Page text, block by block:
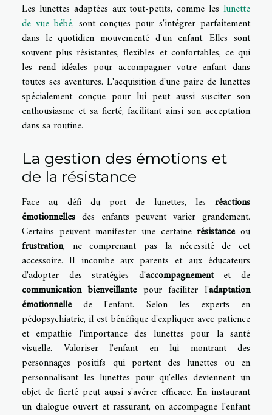
Les lunettes adaptées aux tout-petits, comme les lunette
de vue bébé, sont conçues pour s'intégrer parfaitement
dans le quotidien mouvementé d'un enfant. Elles sont
souvent plus résistantes, flexibles et confortables, ce qui
les rend idéales pour accompagner votre enfant dans
toutes ses aventures. L'acquisition d'une paire de lunettes
spécialement conçue pour lui peut aussi susciter son
enthousiasme et sa fierté, facilitant ainsi son acceptation
dans sa routine.
La gestion des émotions et
de la résistance
Face au défi du port de lunettes, les réactions
émotionnelles des enfants peuvent varier grandement.
Certains peuvent manifester une certainerésistanceou
frustration, ne comprenant pas la nécessité de cet
accessoire. Il incombe aux parents et aux éducateurs
d'adopter des stratégies d'accompagnementet de
communication bienveillantepour faciliter l'adaptation
émotionnellede l'enfant. Selon les experts en
pédopsychiatrie, il est bénéfique d'expliquer avec patience
et empathie l'importance des lunettes pour la santé
visuelle. Valoriser l'enfant en lui montrant des
personnages positifs qui portent des lunettes ou en
personnalisant les lunettes pour qu'elles deviennent un
objet de fierté peut aussi s'avérer efficace. En instaurant
un dialogue ouvert et rassurant, on accompagne l'enfant